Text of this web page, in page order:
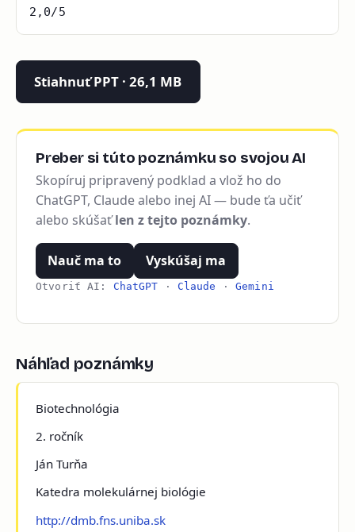
2,0/5
Stiahnuť PPT · 26,1 MB
Preber si túto poznámku so svojou AI
Skopíruj pripravený podklad a vlož ho do
ChatGPT, Claude alebo inej AI — bude ťa učiť
alebo skúšaťlen z tejto poznámky.
Nauč ma to Vyskúšaj ma
Otvoriť AI: ChatGPT · Claude ·Gemini
Náhľad poznámky
Biotechnológia
2. ročník
Ján Turňa
Katedra molekulárnej biológie
http://dmb.fns.uniba.sk